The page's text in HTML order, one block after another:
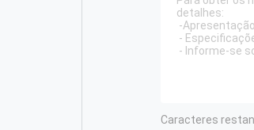
Caracteres